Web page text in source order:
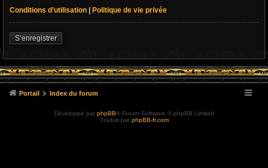
Conditions d’utilisation | Politique de vie privée
S’enregistrer
Portail Index du forum
Développé par phpBB® Forum Software © phpBB Limited
Traduit par phpBB-fr.com